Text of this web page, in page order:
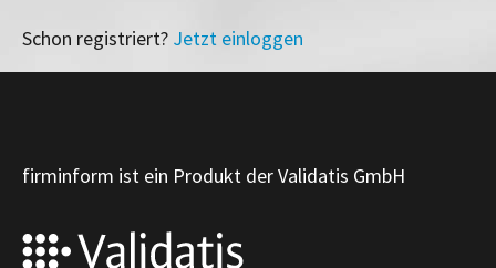
Schon registriert? Jetzt einloggen
firminform ist ein Produkt der Validatis GmbH